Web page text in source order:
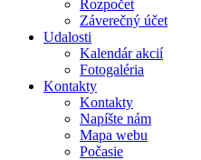
Rozpočet
Záverečný účet
Udalosti
Kalendár akcií
Fotogaléria
Kontakty
Kontakty
Napíšte nám
Mapa webu
Počasie